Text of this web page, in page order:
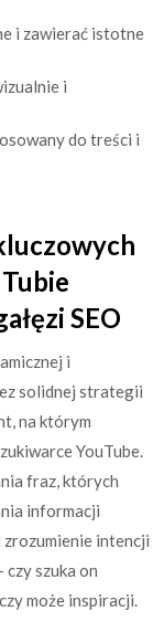
i zawierać istotne
i
do treści i
SEO
i
solidnej strategii
na którym
YouTube.
fraz, których
informacji
zrozumienie intencji
szuka on
może inspiracji.